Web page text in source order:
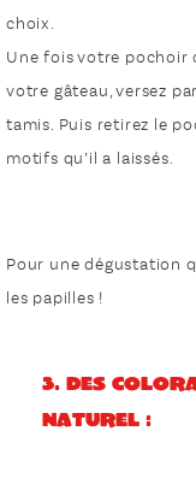
choix.
Une fois votre pochoir
votre gâteau, versez
tamis. Puis retirez le
motifs qu’il a laissés.
Pour une dégustation
les papilles !
3. Des
naturel :